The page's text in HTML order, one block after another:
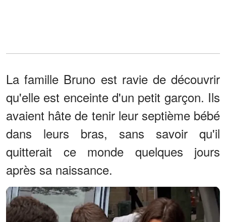
La famille Bruno est ravie de découvrir
qu'elle est enceinte d'un petit garçon. Ils
avaient hâte de tenir leur septième bébé
dans leurs bras, sans savoir qu'il
quitterait ce monde quelques jours
après sa naissance.